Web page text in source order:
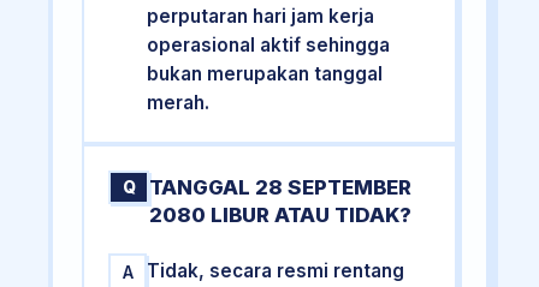
perputaran hari jam kerja
operasional aktif sehingga
bukan merupakan tanggal
merah.
Q
TANGGAL 28 SEPTEMBER
2080 LIBUR ATAU TIDAK?
A
Tidak, secara resmi rentang